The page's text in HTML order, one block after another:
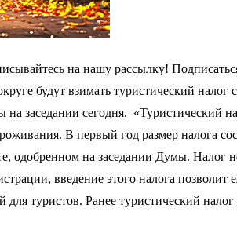
на нашу рассылку!
будут взимать туристический
заседании сегодня. «Туристический
В первый год размер налога
одобренном на заседании Думы. Налог
введение этого налога позволит
для туристов. Ранее туристический